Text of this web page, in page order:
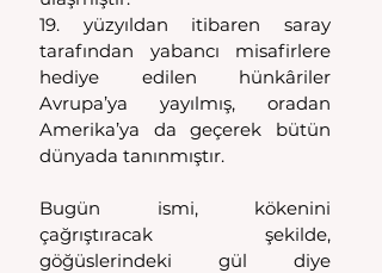
19. yüzyıldan itibaren saray
tarafından yabancı misafirlere
hediye edilen hünkâriler
Avrupa’ya yayılmış, oradan
Amerika’ya da geçerek bütün
dünyada tanınmıştır.
Bugün ismi, kökenini
çağrıştıracak şekilde,
göğüslerindeki gül diye